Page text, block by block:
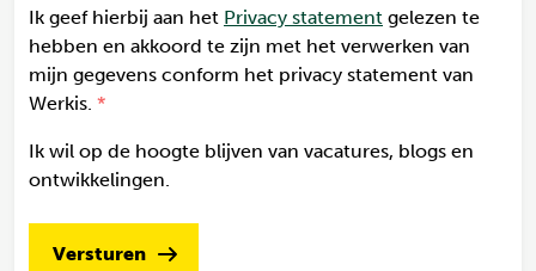
Ik geef hierbij aan het Privacy statement gelezen te
hebben en akkoord te zijn met het verwerken van
mijn gegevens conform het privacy statement van
Werkis.
Ik wil op de hoogte blijven van vacatures, blogs en
ontwikkelingen.
Versturen